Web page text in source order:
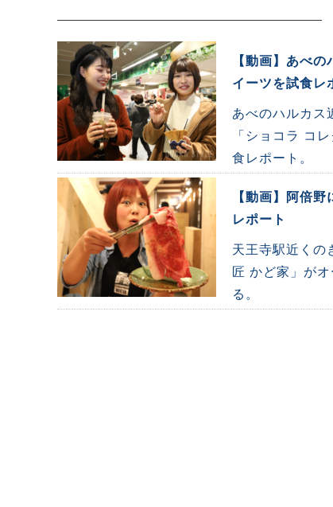
【動画】あべ
イーツを試食レ
あべのハルカス
「ショコラ コ
食レポート。
【動画】阿倍
レポート
天王寺駅近くの
匠 かど家」が
る。